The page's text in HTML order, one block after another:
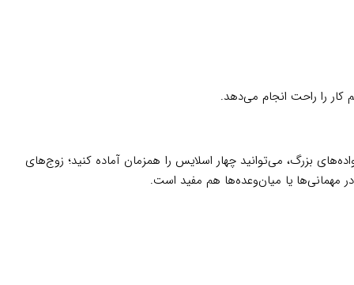
بزرگ، می‌توانید چهار اسلایس را همزمان آماده کنید؛ زوج‌های
مهمانی‌ها یا میان‌وعده‌ها هم مفید است.